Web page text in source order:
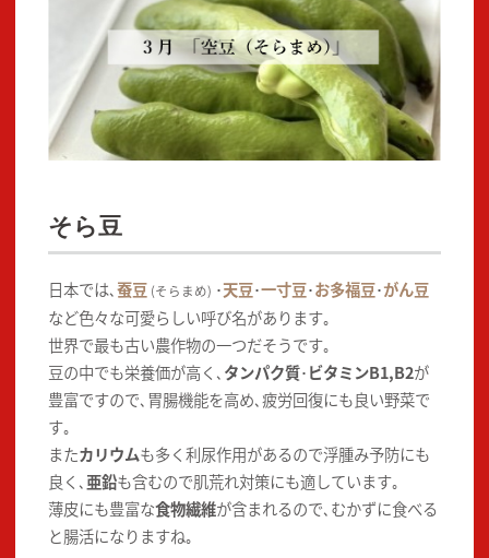
そら豆
日本では､蚕豆(そらまめ) ･天豆･一寸豆･お多福豆･がん豆
など色々な可愛らしい呼び名があります｡
世界で最も古い農作物の一つだそうです｡
豆の中でも栄養価が高く､タンパク質･ビタミンB1,B2が
豊富ですので､胃腸機能を高め､疲労回復にも良い野菜で
す｡
またカリウムも多く利尿作用があるので浮腫み予防にも
良く､亜鉛も含むので肌荒れ対策にも適しています｡
薄皮にも豊富な食物繊維が含まれるので､むかずに食べる
と腸活になりますね｡